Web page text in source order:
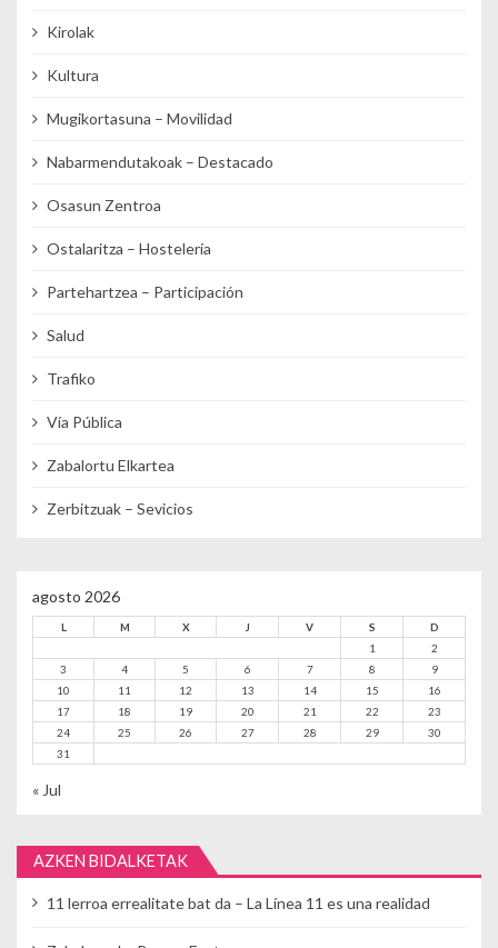
Kirolak
Kultura
Mugikortasuna – Movilidad
Nabarmendutakoak – Destacado
Osasun Zentroa
Ostalaritza – Hostelería
Partehartzea – Participación
Salud
Trafiko
Vía Pública
Zabalortu Elkartea
Zerbitzuak – Sevicios
agosto 2026
L M X J V S
D
1
2
3
4 5 6 7 8
9
10
11 12 13 14 15
16
17
18 19 20 21 22
23
24
25 26 27 28 29
30
31
« Jul
AZKEN BIDALKETAK
11 lerroa errealitate bat da – La Línea 11 es una realidad